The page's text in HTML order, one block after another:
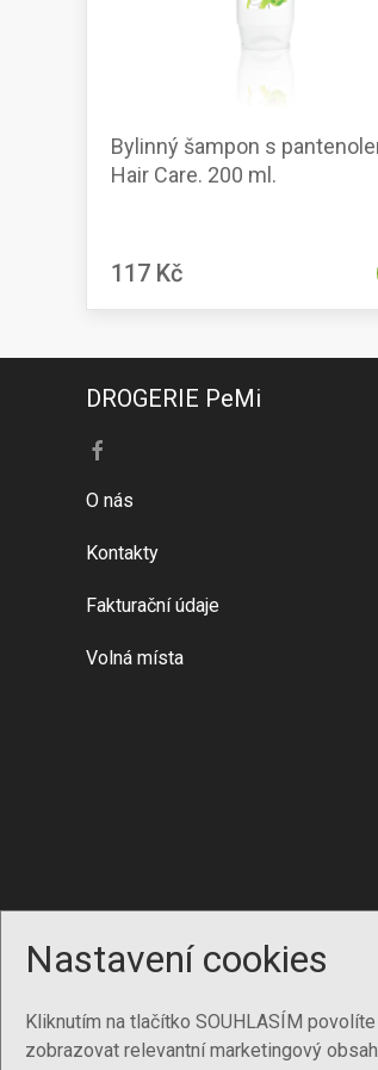
Nastavení cookies
Kliknutím na tlačítko SOUHLASÍM
zobrazovat relevantní marketingový
Bylinný šampon s
Hair Care. 200 ml.
117 Kč
DROGERIE PeMi
O nás
Kontakty
Fakturační údaje
Volná místa